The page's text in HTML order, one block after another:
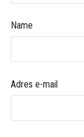
Name
Adres e-mail